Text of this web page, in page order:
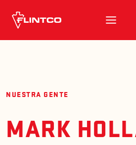
NUESTRA GENTE
MARK